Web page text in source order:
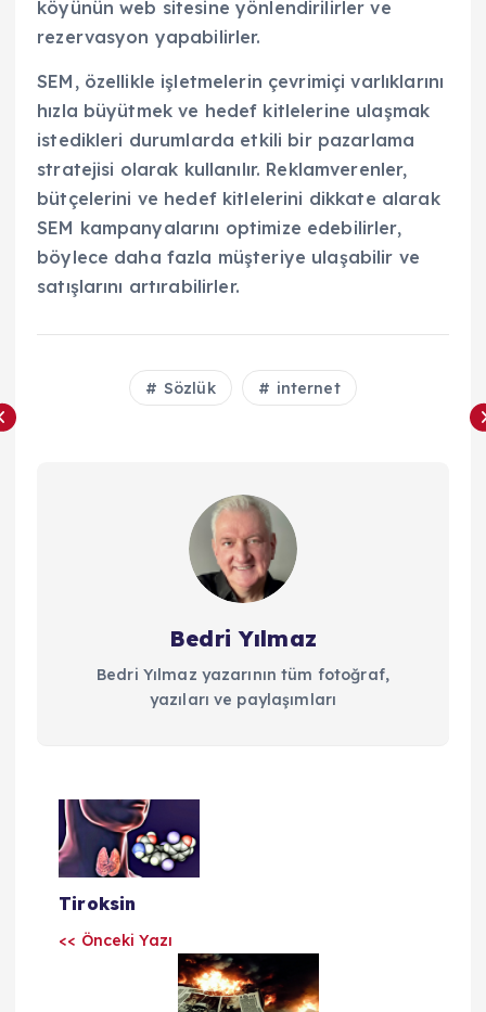
köyünün web sitesine yönlendirilirler ve
rezervasyon yapabilirler.
SEM, özellikle işletmelerin çevrimiçi varlıklarını
hızla büyütmek ve hedef kitlelerine ulaşmak
istedikleri durumlarda etkili bir pazarlama
stratejisi olarak kullanılır. Reklamverenler,
bütçelerini ve hedef kitlelerini dikkate alarak
SEM kampanyalarını optimize edebilirler,
böylece daha fazla müşteriye ulaşabilir ve
satışlarını artırabilirler.
Sözlük internet
Bedri Yılmaz
Bedri Yılmaz yazarının tüm fotoğraf,
yazıları ve paylaşımları
Y
a
z
Tiroksin
<< Önceki Yazı